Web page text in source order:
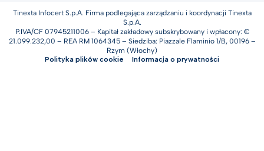
Tinexta Infocert S.p.A. Firma podlegająca zarządzaniu i koordynacji Tinexta
S.p.A.
P.IVA/CF 07945211006 – Kapitał zakładowy subskrybowany i wpłacony: €
21.099.232,00 – REA RM 1064345 – Siedziba: Piazzale Flaminio 1/B, 00196 –
Rzym (Włochy)
Polityka plików cookie
Informacja o prywatności